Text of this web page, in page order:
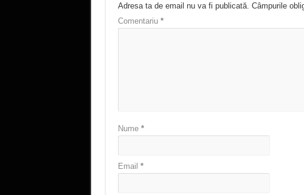
Adresa ta de email nu va fi publicată. Câmpurile
Comentariu *
Nume *
Email *